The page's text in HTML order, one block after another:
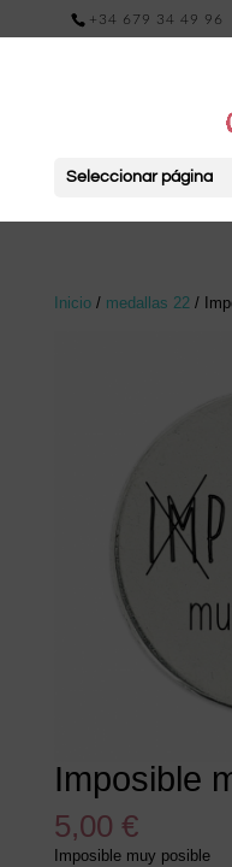
+34 679 34 49 96
Seleccionar página
Inicio/ medallas 22/
Imposible
5,00 €
Imposible muy posible